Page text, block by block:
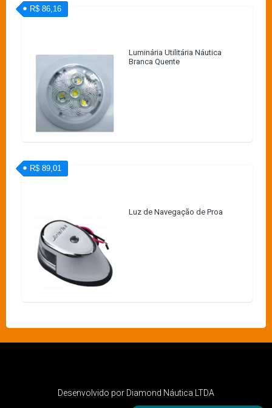
Luminária Utilitária Náutica
Branca Quente
R$ 86,16
Luz de Navegação de Proa
R$ 89,01
Desenvolvido por Diamond Náutica LTDA